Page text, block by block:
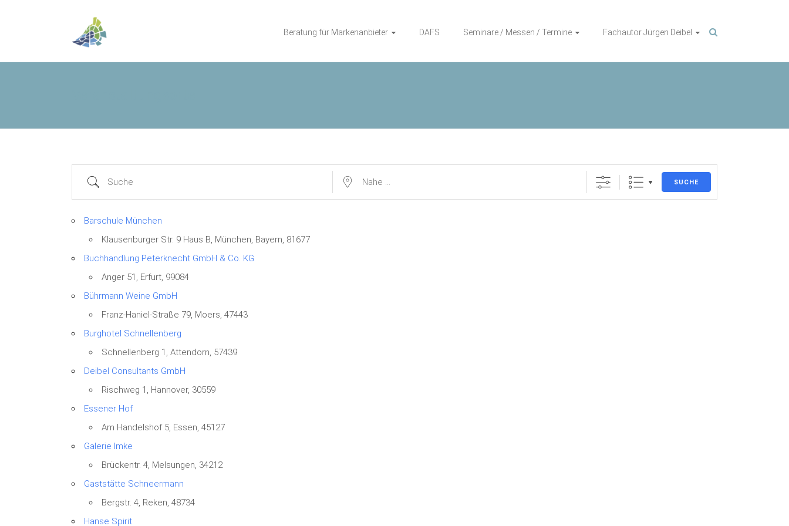
Beratung für Markenanbieter DAFS Seminare / Messen / Termine Fachautor Jürgen Deibel
Suche Nahe ... SUCHE
Barschule München
Klausenburger Str. 9 Haus B, München, Bayern, 81677
Buchhandlung Peterknecht GmbH & Co. KG
Anger 51, Erfurt, 99084
Bührmann Weine GmbH
Franz-Haniel-Straße 79, Moers, 47443
Burghotel Schnellenberg
Schnellenberg 1, Attendorn, 57439
Deibel Consultants GmbH
Rischweg 1, Hannover, 30559
Essener Hof
Am Handelshof 5, Essen, 45127
Galerie Imke
Brückentr. 4, Melsungen, 34212
Gaststätte Schneermann
Bergstr. 4, Reken, 48734
Hanse Spirit